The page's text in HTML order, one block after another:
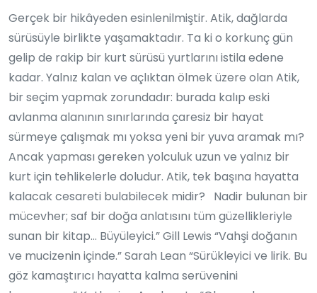
Gerçek bir hikâyeden esinlenilmiştir. Atik, dağlarda
sürüsüyle birlikte yaşamaktadır. Ta ki o korkunç gün
gelip de rakip bir kurt sürüsü yurtlarını istila edene
kadar. Yalnız kalan ve açlıktan ölmek üzere olan Atik,
bir seçim yapmak zorundadır: burada kalıp eski
avlanma alanının sınırlarında çaresiz bir hayat
sürmeye çalışmak mı yoksa yeni bir yuva aramak mı?
Ancak yapması gereken yolculuk uzun ve yalnız bir
kurt için tehlikelerle doludur. Atik, tek başına hayatta
kalacak cesareti bulabilecek midir? Nadir bulunan bir
mücevher; saf bir doğa anlatısını tüm güzellikleriyle
sunan bir kitap... Büyüleyici.” Gill Lewis “Vahşi doğanın
ve mucizenin içinde.” Sarah Lean “Sürükleyici ve lirik. Bu
göz kamaştırıcı hayatta kalma serüvenini